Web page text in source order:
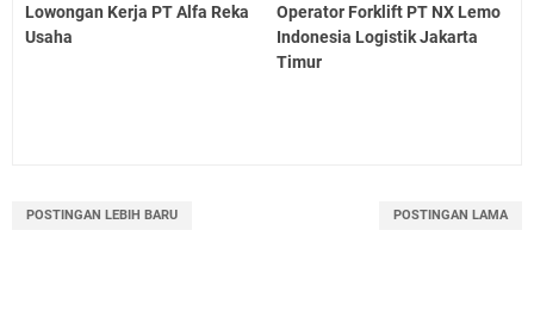
Lowongan Kerja PT Alfa Reka
Usaha
Operator Forklift PT NX Lemo
Indonesia Logistik Jakarta
Timur
POSTINGAN LEBIH BARU POSTINGAN LAMA